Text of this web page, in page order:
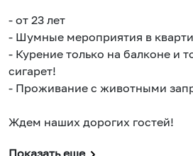
- от 23 лет
- Шумные мероприятия в
- Курение только на балконе и
сигарет!
- Проживание с животными
Ждем наших дорогих гостей!